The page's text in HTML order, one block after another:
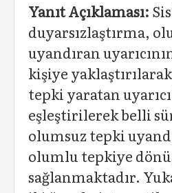
Yanıt Açıklaması:
duyarsızlaştırma,
uyandıran
kişiye
tepki yaratan
eşleştirilerek belli
olumsuz tepki
olumlu tepkiye
sağlanmaktadır.